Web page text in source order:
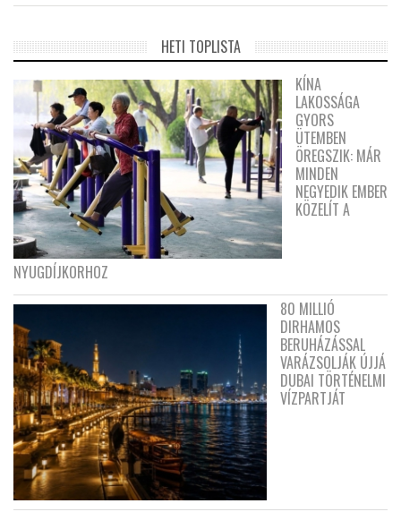
HETI TOPLISTA
KÍNA
LAKOSSÁGA
GYORS
ÜTEMBEN
ÖREGSZIK: MÁR
MINDEN
NEGYEDIK EMBER
KÖZELÍT A
NYUGDÍJKORHOZ
80 MILLIÓ
DIRHAMOS
BERUHÁZÁSSAL
VARÁZSOLJÁK ÚJJÁ
DUBAI TÖRTÉNELMI
VÍZPARTJÁT